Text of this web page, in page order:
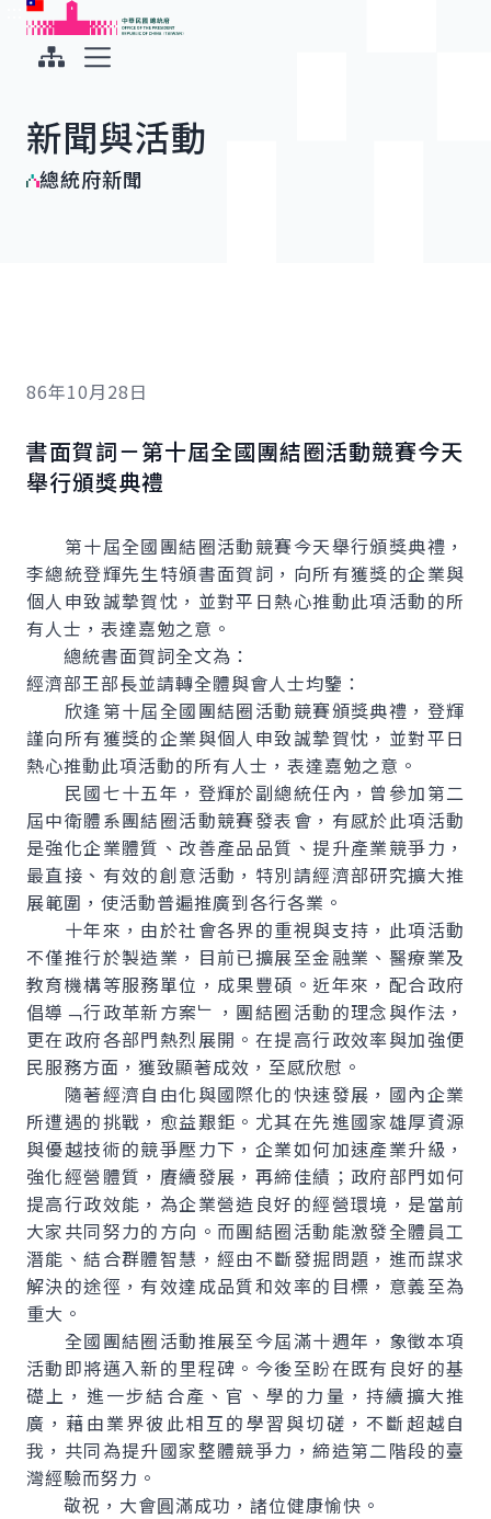
跳到主要內容
中華民國總統府
新聞與活動
總統府新聞
86年10月28日
書面賀詞－第十屆全國團結圈活動競賽今天
舉行頒獎典禮
第十屆全國團結圈活動競賽今天舉行頒獎典禮，
李總統登輝先生特頒書面賀詞，向所有獲獎的企業與
個人申致誠摯賀忱，並對平日熱心推動此項活動的所
有人士，表達嘉勉之意。
總統書面賀詞全文為：
經濟部王部長並請轉全體與會人士均鑒：
欣逢第十屆全國團結圈活動競賽頒獎典禮，登輝
謹向所有獲獎的企業與個人申致誠摯賀忱，並對平日
熱心推動此項活動的所有人士，表達嘉勉之意。
民國七十五年，登輝於副總統任內，曾參加第二
屆中衛體系團結圈活動競賽發表會，有感於此項活動
是強化企業體質、改善產品品質、提升產業競爭力，
最直接、有效的創意活動，特別請經濟部研究擴大推
展範圍，使活動普遍推廣到各行各業。
十年來，由於社會各界的重視與支持，此項活動
不僅推行於製造業，目前已擴展至金融業、醫療業及
教育機構等服務單位，成果豐碩。近年來，配合政府
倡導﹁行政革新方案﹂，團結圈活動的理念與作法，
更在政府各部門熱烈展開。在提高行政效率與加強便
民服務方面，獲致顯著成效，至感欣慰。
隨著經濟自由化與國際化的快速發展，國內企業
所遭遇的挑戰，愈益艱鉅。尤其在先進國家雄厚資源
與優越技術的競爭壓力下，企業如何加速產業升級，
強化經營體質，賡續發展，再締佳績；政府部門如何
提高行政效能，為企業營造良好的經營環境，是當前
大家共同努力的方向。而團結圈活動能激發全體員工
潛能、結合群體智慧，經由不斷發掘問題，進而謀求
解決的途徑，有效達成品質和效率的目標，意義至為
重大。
全國團結圈活動推展至今屆滿十週年，象徵本項
活動即將邁入新的里程碑。今後至盼在既有良好的基
礎上，進一步結合產、官、學的力量，持續擴大推
廣，藉由業界彼此相互的學習與切磋，不斷超越自
我，共同為提升國家整體競爭力，締造第二階段的臺
灣經驗而努力。
敬祝，大會圓滿成功，諸位健康愉快。